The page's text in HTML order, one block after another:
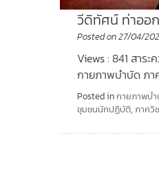
วีดิทัศน์ ท่าออ
Posted on27/04/
Views : 841 สาร
กายภาพบำบัด ภา
Posted inกายภาพบ
ชุมชนนักปฏิบัติ,ภาควิ